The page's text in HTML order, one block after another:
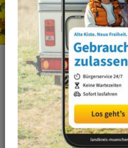
Kategorie
Alle Kategorien Amtsblatt
Arbeit / Gewerbe / Jobcenter
Ausländerrecht & Integration